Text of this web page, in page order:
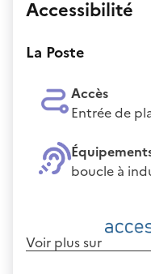
Accessibilité
La Poste
Accès
Entrée de
boucle à
Voir plus sur